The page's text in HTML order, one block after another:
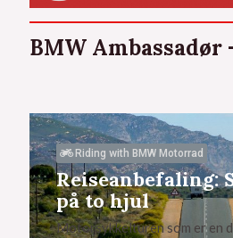
BMW Ambassadør
Riding with BMW Motorrad
Reiseanbefaling:
på to hjul
Motorsykkelturen som er en